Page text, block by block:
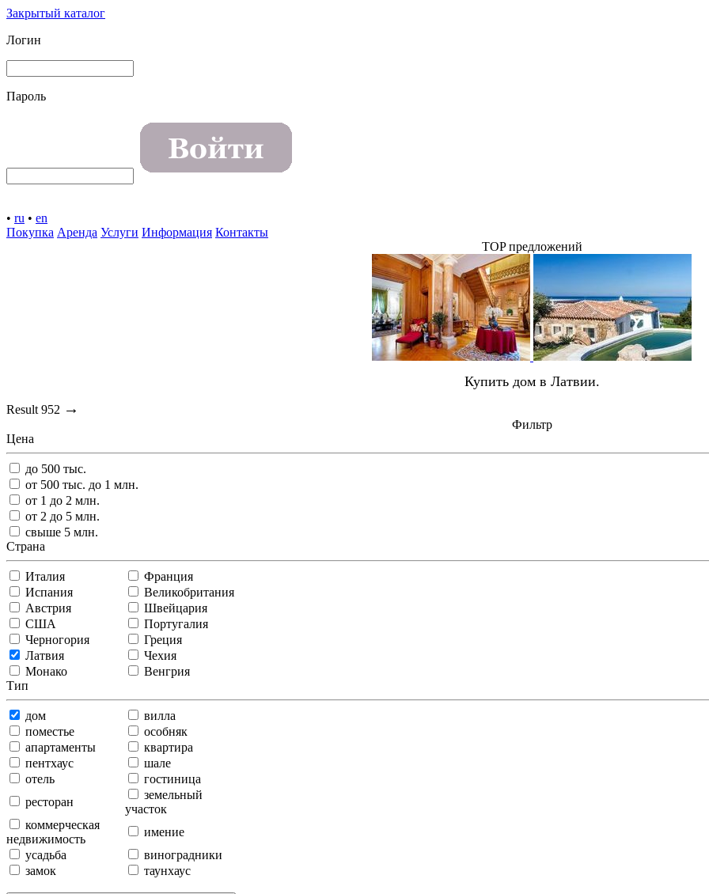
Закрытый каталог
Логин
Пароль
• ru • en
Покупка Аренда Услуги Информация Контакты
TOP предложений
Купить дом в Латвии.
Result 952 →
Фильтр
Цена
до 500 тыс.
от 500 тыс. до 1 млн.
от 1 до 2 млн.
от 2 до 5 млн.
свыше 5 млн.
Страна
Италия
Франция
Испания
Великобритания
Австрия
Швейцария
США
Португалия
Черногория
Греция
Латвия
Чехия
Монако
Венгрия
Тип
дом
вилла
поместье
особняк
апартаменты
квартира
пентхаус
шале
отель
гостиница
ресторан
земельный
участок
коммерческая
недвижимость
имение
усадьба
виноградники
замок
таунхаус